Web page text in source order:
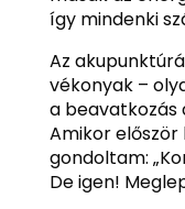
így mindenki
Az
vékonyak –
a beavatkozás
Amikor
gondoltam:
De igen!